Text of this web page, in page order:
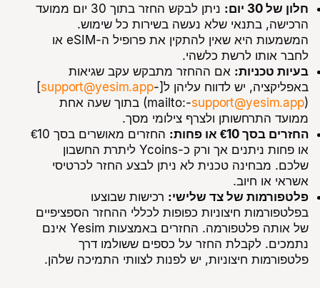
חלון של 30 יום:
ניתן לבקש החזר בתוך 30 יום ממועד
הרכישה, בתנאי שלא נעשה בשירות כל שימוש.
המשמעות היא שאין להתקין את פרופיל ה-eSIM או
לחבר אותו לרשת כלשהי.
בעיות טכניות: אם ההחזר מתבקש עקב שגיאות
באפליקציה, יש לדווח עליהן ל[-support@yesim.app
]
(mailto:-
support@yesim.app
) בתוך שעה אחת
ממועד התרחשותן ולצרף צילומי מסך.
החזרים בסך €10 או פחות:
החזרים מאושרים בסך €10
או פחות ניתנים אך ורק כ-Ycoins ליתרת החשבון
שלכם. מבחינה טכנית לא ניתן לבצע החזר לכרטיסי
אשראי או חיוב.
פלטפורמות של צד שלישי: רכישות שבוצעו
בפלטפורמות חיצוניות כפופות לכללי ההחזר הספציפיים
של אותה פלטפורמה. החזרים באמצעות Yesim אינם
נתמכים. לקבלת החזר על כספים ששולמו דרך
פלטפורמות חיצוניות, יש לפנות לצוותי התמיכה שלהן.